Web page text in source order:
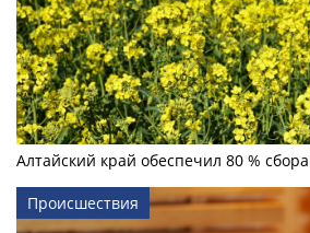
Алтайский край обеспечил 80 %
Происшествия